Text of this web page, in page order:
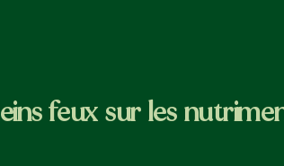
feux sur les